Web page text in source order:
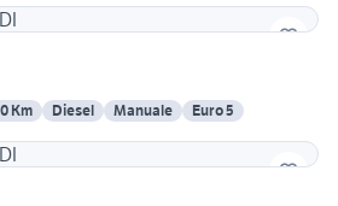
Km Diesel Manuale
Euro 5